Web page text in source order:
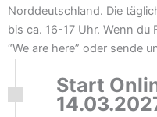
Norddeutschland. Die
bis ca. 16-17 Uhr. Wenn
“We are here” oder sende
Start